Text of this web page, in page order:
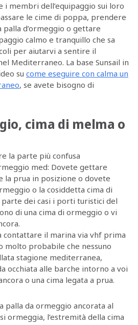
membri dell’equipaggio sui loro
le cime di poppa, prendere
palla d’ormeggio o gettare
calmo e tranquillo che sa
per aiutarvi a sentire il
Mediterraneo. La base Sunsail in
su come eseguire con calma un
, se avete bisogno di
cima di melma o
la parte più confusa
med: Dovete gettare
la prua in posizione o dovete
o la cosiddetta cima di
dei casi i porti turistici del
di una cima di ormeggio o vi
contattare il marina via vhf prima
molto probabile che nessuno
stagione mediterranea,
occhiata alle barche intorno a voi
o una cima legata a prua.
palla da ormeggio ancorata al
ormeggia, l’estremità della cima